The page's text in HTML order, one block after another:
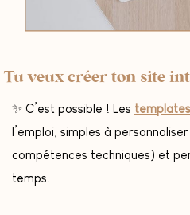
Tu veux créer ton site
✨ C’est possible ! Les templates
l’emploi, simples à
compétences techniques) et
temps.